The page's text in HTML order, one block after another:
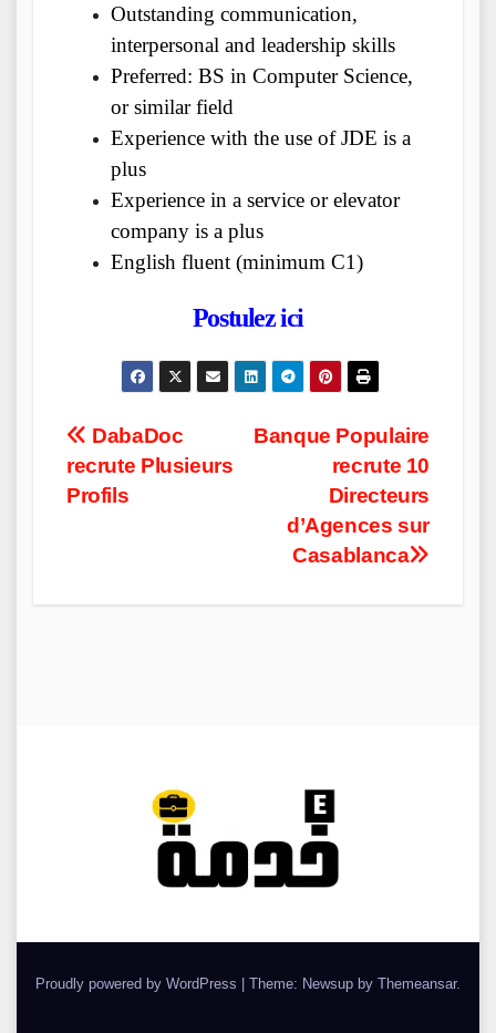
Outstanding communication,
interpersonal and leadership skills
Preferred: BS in Computer Science,
or similar field
Experience with the use of JDE is a
plus
Experience in a service or elevator
company is a plus
English fluent (minimum C1)
Postulez ici
Post
navigation
Banque Populaire
recrute 10
Directeurs
d’Agences sur
Casablanca
DabaDoc
recrute Plusieurs
Profils
Proudly powered by WordPress Theme: Newsup by Themeansar.